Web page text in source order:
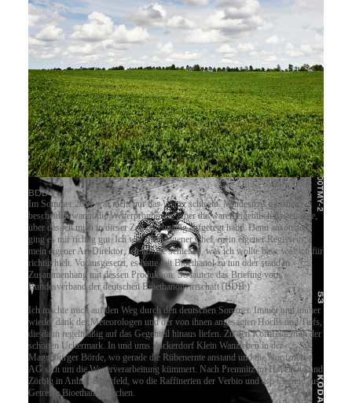
alina2
BDB 1
Im Sommer 2011 war nicht nur das Wetter schlecht. Mindestens genauso
bescheiden waren die Wetterprognosen. Aber die waren eigentlich das einzige,
über das ich mich in dieser Zeit regelmäßig aufgeregt habe. Denn ansonsten
ging es mir richtig gut. Ich war mein eigener Chef, mein eigener Regisseur,
mein eigener Art Direktor; ich konnte schießen, was ich wollte bzw. was ich für
richtig hielt. Vorausgesetzt, es hatte mit Bioethanol zu tun oder stand in
Zusammenhang mit dessen Produktion. So lautete das Briefing vom
Bundesverband der deutschen Bioethanolwirtschaft (BDBe).
Ich machte mich auf den Weg durch den deutschen Sommer. Immer und immer
wieder dank der Meteorologen und der von ihnen angesagten Hochs und Tiefs,
die dann regelmäßig auf das Gegenteil hinaus liefen. Zu den Kornfeldern in der
schönen Uckermark. In und ums Zuckerdorf Klein Wanzleben in der
Magdeburger Börde, wo gerade die Rübenernte anstand und die Nordzucker
AG sich um die Weiterverarbeitung kümmert. Nach Premnitz im Havelland und
Zörbig in Anhalt-Bitterfeld, wo die Raffinerien der Verbio und esp Chemie aus
Getreide Bioethanol machen.